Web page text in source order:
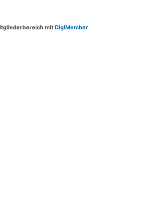
mit DigiMember